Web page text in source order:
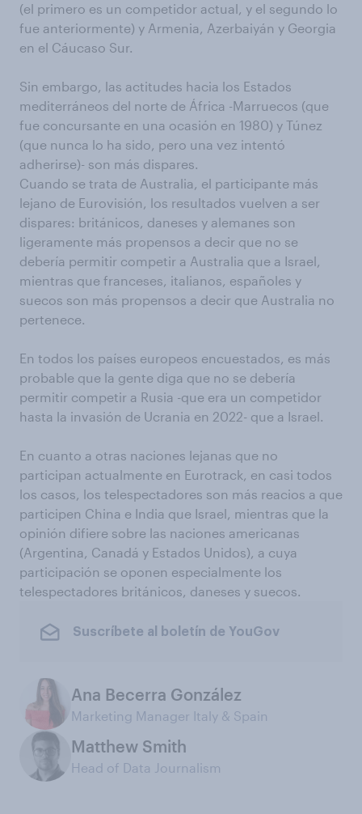
(el primero es un competidor actual, y el segundo lo
fue anteriormente) y Armenia, Azerbaiyán y Georgia
en el Cáucaso Sur.
Sin embargo, las actitudes hacia los Estados
mediterráneos del norte de África -Marruecos (que
fue concursante en una ocasión en 1980) y Túnez
(que nunca lo ha sido, pero una vez intentó
adherirse)- son más dispares.
Cuando se trata de Australia, el participante más
lejano de Eurovisión, los resultados vuelven a ser
dispares: británicos, daneses y alemanes son
ligeramente más propensos a decir que no se
debería permitir competir a Australia que a Israel,
mientras que franceses, italianos, españoles y
suecos son más propensos a decir que Australia no
pertenece.
En todos los países europeos encuestados, es más
probable que la gente diga que no se debería
permitir competir a Rusia -que era un competidor
hasta la invasión de Ucrania en 2022- que a Israel.
En cuanto a otras naciones lejanas que no
participan actualmente en Eurotrack, en casi todos
los casos, los telespectadores son más reacios a que
participen China e India que Israel, mientras que la
opinión difiere sobre las naciones americanas
(Argentina, Canadá y Estados Unidos), a cuya
participación se oponen especialmente los
telespectadores británicos, daneses y suecos.
Suscríbete al boletín de YouGov
Ana Becerra González
Marketing Manager Italy & Spain
Matthew Smith
Head of Data Journalism